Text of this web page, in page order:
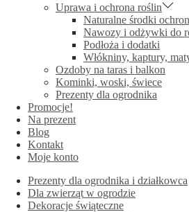
Uprawa i ochrona roślin
Naturalne środki
Nawozy i odżywki do
Podłoża i dodatki
Włókniny, kaptury,
Ozdoby na taras i balkon
Kominki, woski, świece
Prezenty dla ogrodnika
Promocje!
Na prezent
Blog
Kontakt
Moje konto
Prezenty dla ogrodnika i działkowca
Dla zwierząt w ogrodzie
Dekoracje świąteczne